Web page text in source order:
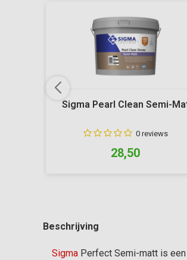
Sigma Pearl Clean Semi-
0 reviews
28,50
Beschrijving
Sigma Perfect Semi-matt is een